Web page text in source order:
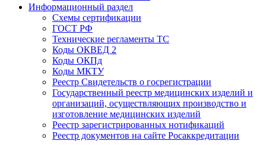
Информационный раздел
Схемы сертификации
ГОСТ РФ
Технические регламенты ТС
Коды ОКВЕД 2
Коды ОКПд
Коды МКТУ
Реестр Свидетельств о госрегистрации
Государственный реестр медицинских изделий и
организаций, осуществляющих производство и
изготовление медицинских изделий
Реестр зарегистрированных нотификаций
Реестр документов на сайте Росаккредитации